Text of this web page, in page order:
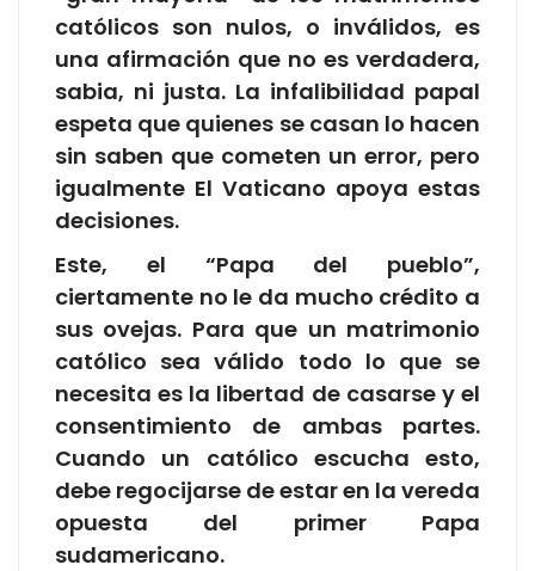
católicos son nulos, o inválidos, es
una afirmación que no es verdadera,
sabia, ni justa. La infalibilidad papal
espeta que quienes se casan lo hacen
sin saben que cometen un error, pero
igualmente El Vaticano apoya estas
decisiones.
Este, el “Papa del pueblo”,
ciertamente no le da mucho crédito a
sus ovejas. Para que un matrimonio
católico sea válido todo lo que se
necesita es la libertad de casarse y el
consentimiento de ambas partes.
Cuando un católico escucha esto,
debe regocijarse de estar en la vereda
opuesta del primer Papa
sudamericano.